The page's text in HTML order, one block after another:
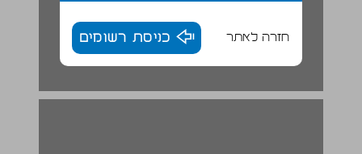
חזרה לאתר כניסת רשומים
שז"ך והנצחת השואה במדינת ישראל הצעירה ... 27